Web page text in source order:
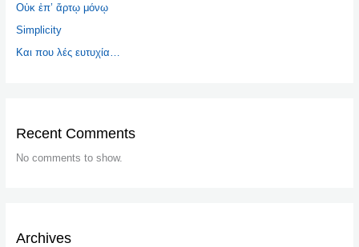
Οὐκ ἐπ’ ἄρτῳ μόνῳ
Simplicity
Και που λές ευτυχία…
Recent Comments
No comments to show.
Archives